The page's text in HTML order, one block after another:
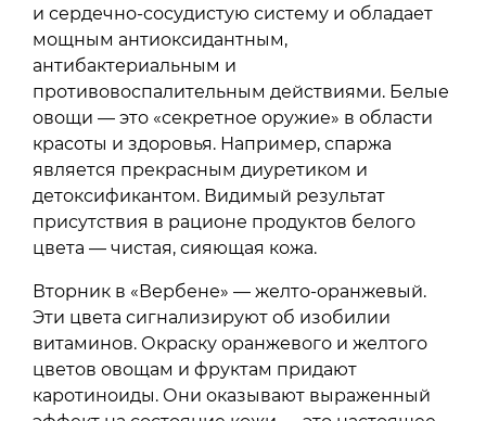
и сердечно-сосудистую систему и обладает
мощным антиоксидантным,
антибактериальным и
противовоспалительным действиями. Белые
овощи — это «секретное оружие» в области
красоты и здоровья. Например, спаржа
является прекрасным диуретиком и
детоксификантом. Видимый результат
присутствия в рационе продуктов белого
цвета — чистая, сияющая кожа.
Вторник в «Вербене» — желто-оранжевый.
Эти цвета сигнализируют об изобилии
витаминов. Окраску оранжевого и желтого
цветов овощам и фруктам придают
каротиноиды. Они оказывают выраженный